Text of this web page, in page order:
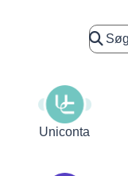
Uniconta